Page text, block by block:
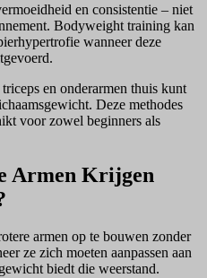
en consistentie – niet
Bodyweight training kan
wanneer deze
en onderarmen thuis kunt
Deze methodes
voor zowel beginners als
Armen Krijgen
armen op te bouwen zonder
ze zich moeten aanpassen aan
biedt die weerstand.